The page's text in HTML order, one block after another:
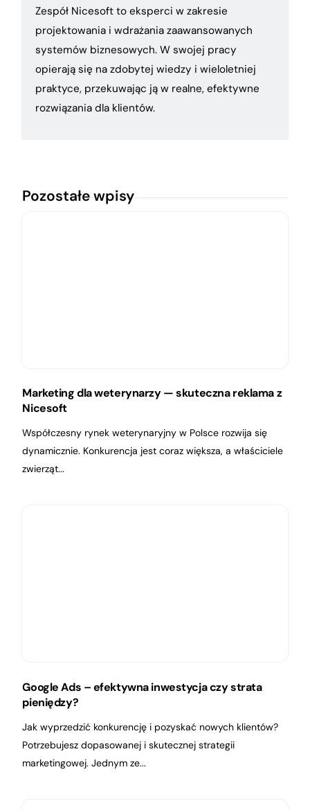
Zespół Nicesoft to eksperci w zakresie
projektowania i wdrażania zaawansowanych
systemów biznesowych. W swojej pracy
opierają się na zdobytej wiedzy i wieloletniej
praktyce, przekuwając ją w realne, efektywne
rozwiązania dla klientów.
Pozostałe wpisy
Marketing dla weterynarzy — skuteczna reklama z
Nicesoft
Współczesny rynek weterynaryjny w Polsce rozwija się
dynamicznie. Konkurencja jest coraz większa, a właściciele
zwierząt...
Google Ads – efektywna inwestycja czy strata
pieniędzy?
Jak wyprzedzić konkurencję i pozyskać nowych klientów?
Potrzebujesz dopasowanej i skutecznej strategii
marketingowej. Jednym ze...